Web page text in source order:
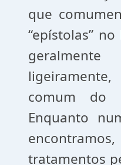
que
“epístolas”
comum do
Enquanto
tratamentos